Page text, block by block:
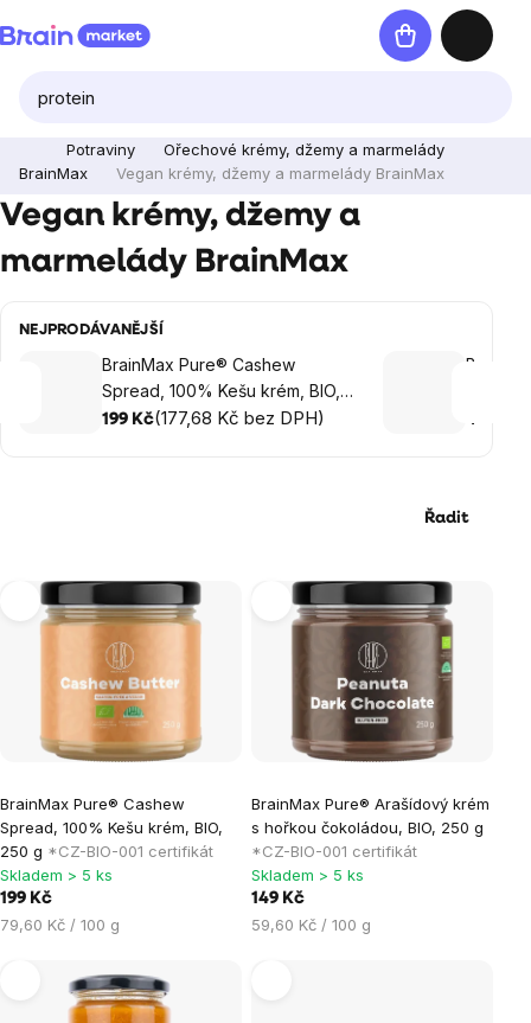
na
Nákupní
košík
Potraviny
Ořechové krémy, džemy a marmelády
BrainMax
Vegan krémy, džemy a marmelády BrainMax
Vegan krémy, džemy a
marmelády BrainMax
NEJPRODÁVANĚJŠÍ
BrainMax Pure® Cashew
Spread, 100% Kešu krém, BIO,
250 g
199 Kč(177,68 Kč bez DPH) 499 Kč
Řadit
Výpis
produktů
BrainMax Pure® Cashew
Spread, 100% Kešu krém, BIO,
250 g *CZ-BIO-001 certifikát
Skladem > 5 ks
199 Kč
Měrná
79,60 Kč / 100 g
BrainMax Pure® Arašídový krém
s hořkou čokoládou, BIO, 250 g
*CZ-BIO-001 certifikát
Skladem > 5 ks
149 Kč
Měrná
59,60 Kč / 100 g